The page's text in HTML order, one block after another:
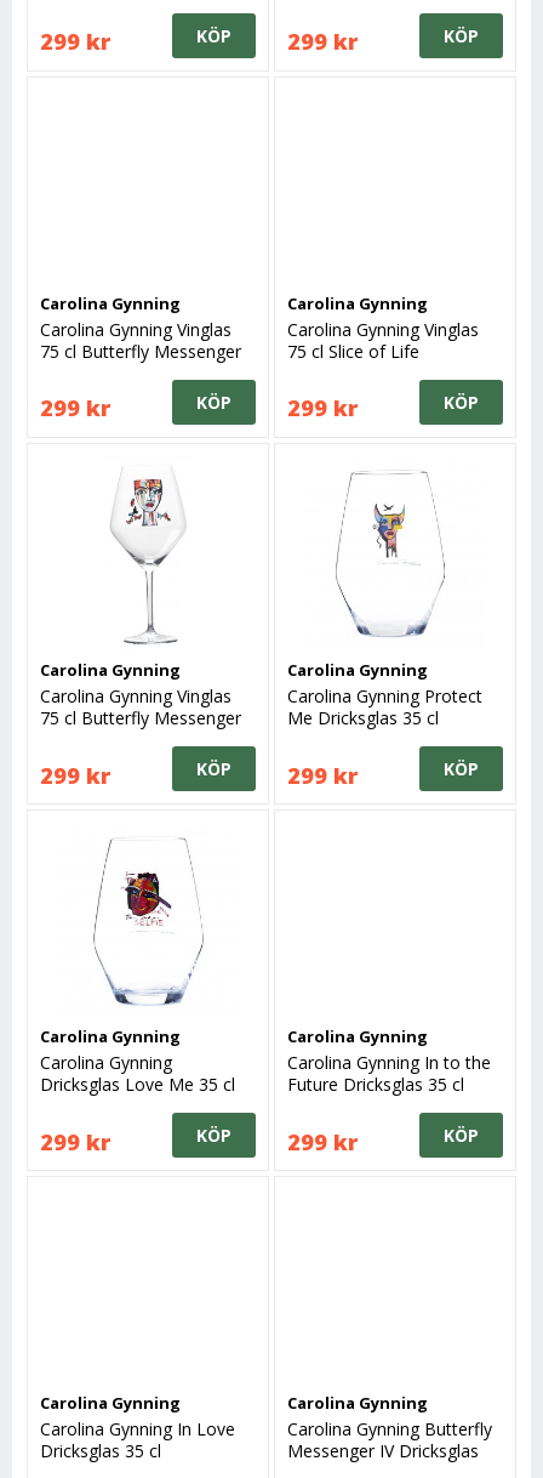
299 kr KÖP 299 kr KÖP
Carolina Gynning
Carolina Gynning Vinglas
75 cl Butterfly Messenger
299 kr KÖP
Carolina Gynning
Carolina Gynning Vinglas
75 cl Slice of Life
299 kr KÖP
Carolina Gynning
Carolina Gynning Vinglas
75 cl Butterfly Messenger
299 kr KÖP
Carolina Gynning
Carolina Gynning Protect
Me Dricksglas 35 cl
299 kr KÖP
Carolina Gynning
Carolina Gynning
Dricksglas Love Me 35 cl
299 kr KÖP
Carolina Gynning
Carolina Gynning In to the
Future Dricksglas 35 cl
299 kr KÖP
Carolina Gynning
Carolina Gynning In Love
Dricksglas 35 cl
Carolina Gynning
Carolina Gynning Butterfly
Messenger IV Dricksglas